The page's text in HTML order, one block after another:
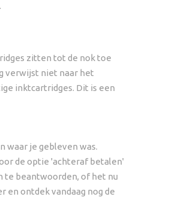
zitten tot de nok toe
verwijst niet naar het
inktcartridges. Dit is een
waar je gebleven was.
de optie 'achteraf betalen'
te beantwoorden, of het nu
ontdek vandaag nog de